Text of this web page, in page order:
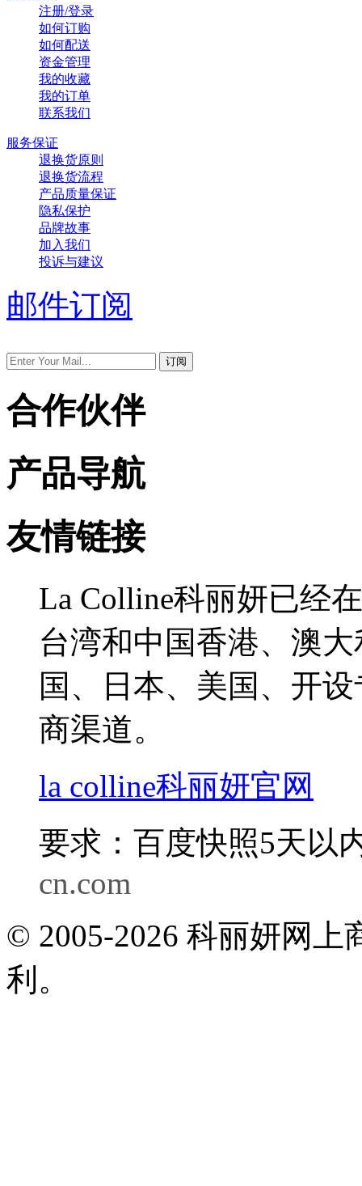
注册/登录
如何订购
如何配送
资金管理
我的收藏
我的订单
联系我们
服务保证
退换货原则
退换货流程
产品质量保证
隐私保护
品牌故事
加入我们
投诉与建议
邮件订阅
合作伙伴
产品导航
友情链接
La Colline科丽妍已经
台湾和中国香港、澳
国、日本、美国、开
商渠道。
la colline科丽妍官网
要求：百度快照5天以
cn.com
© 2005-2026 科丽妍网
利。